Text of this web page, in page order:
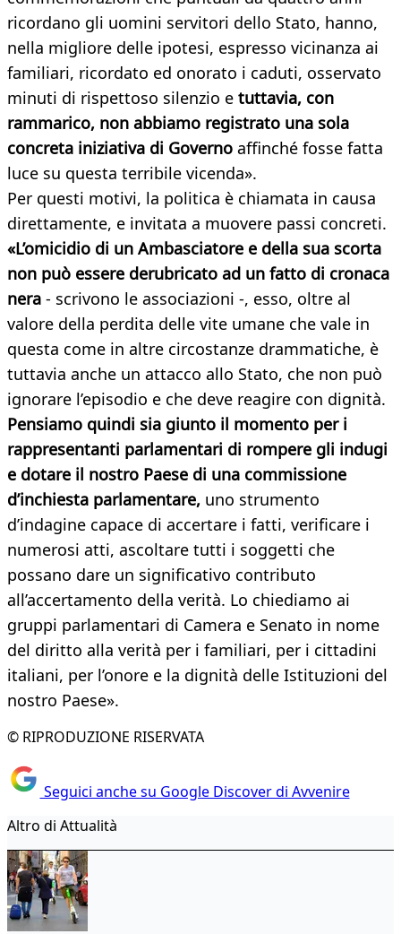
ricordano gli uomini servitori dello Stato, hanno,
nella migliore delle ipotesi, espresso vicinanza ai
familiari, ricordato ed onorato i caduti, osservato
minuti di rispettoso silenzio e tuttavia, con
rammarico, non abbiamo registrato una sola
concreta iniziativa di Governo affinché fosse fatta
luce su questa terribile vicenda».
Per questi motivi, la politica è chiamata in causa
direttamente, e invitata a muovere passi concreti.
«L’omicidio di un Ambasciatore e della sua scorta
non può essere derubricato ad un fatto di cronaca
nera - scrivono le associazioni -, esso, oltre al
valore della perdita delle vite umane che vale in
questa come in altre circostanze drammatiche, è
tuttavia anche un attacco allo Stato, che non può
ignorare l’episodio e che deve reagire con dignità.
Pensiamo quindi sia giunto il momento per i
rappresentanti parlamentari di rompere gli indugi
e dotare il nostro Paese di una commissione
d’inchiesta parlamentare, uno strumento
d’indagine capace di accertare i fatti, verificare i
numerosi atti, ascoltare tutti i soggetti che
possano dare un significativo contributo
all’accertamento della verità. Lo chiediamo ai
gruppi parlamentari di Camera e Senato in nome
del diritto alla verità per i familiari, per i cittadini
italiani, per l’onore e la dignità delle Istituzioni del
nostro Paese».
© RIPRODUZIONE RISERVATA
Seguici anche su Google Discover di Avvenire
Altro di Attualità